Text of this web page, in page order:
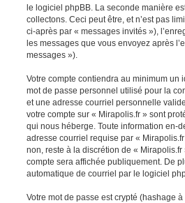
le logiciel phpBB. La seconde manière
collectons. Ceci peut être, et n’est pas
ci-après par « messages invités »),
les messages que vous envoyez après
messages »).
Votre compte contiendra au minimum un
mot de passe personnel utilisé pour la
et une adresse courriel personnelle
votre compte sur « Mirapolis.fr » sont
qui nous héberge. Toute information en-
adresse courriel requise par «
non, reste à la discrétion de «
compte sera affichée publiquement. De
automatique de courriel par le logiciel
Votre mot de passe est crypté (hashage